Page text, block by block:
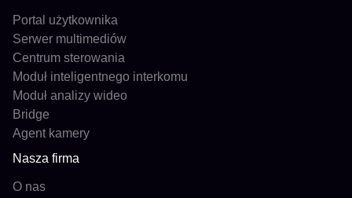
Portal użytkownika
Serwer multimediów
Centrum sterowania
Moduł inteligentnego interkomu
Moduł analizy wideo
Bridge
Agent kamery
Nasza firma
O nas